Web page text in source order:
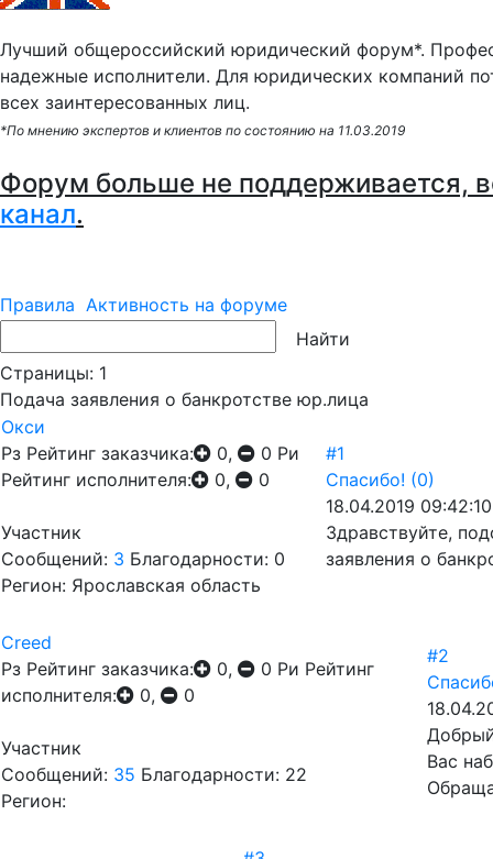
Лучший общероссийский юридический форум*.
надежные исполнители. Для юридических компаний
всех заинтересованных лиц.
*По мнению экспертов и клиентов по состоянию на 11.03.2019
Форум больше не поддерживается,
канал.
Правила Активность на форуме
Страницы: 1
Подача заявления о банкротстве юр.лица
Окси
Рз Рейтинг заказчика: 0, 0 Ри
Рейтинг исполнителя:
0, 0
Участник
Сообщений: 3 Благодарности: 0
Регион: Ярославская область
#1
Спасибо! (0)
18.04.2019 09:42:10
Здравствуйте,
заявления о
Creed
Рз Рейтинг заказчика: 0, 0 Ри Рейтинг
исполнителя:
0, 0
Участник
Сообщений: 35 Благодарности: 22
Регион:
#2
Вас